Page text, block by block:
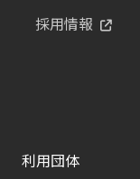
採用情報
利用団体